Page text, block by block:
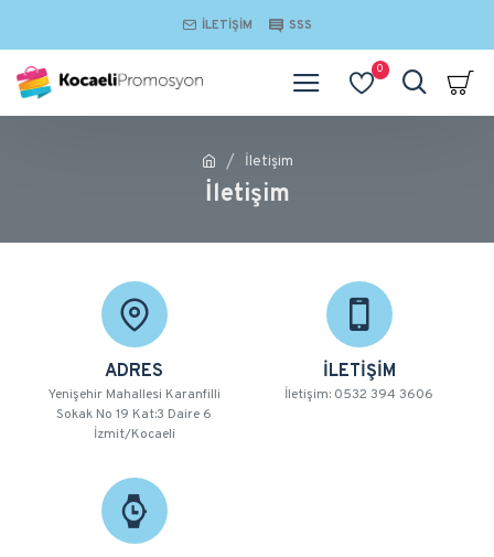
İLETIŞIM SSS
0
İletişim
İletişim
ADRES
Yenişehir Mahallesi Karanfilli
Sokak No 19 Kat:3 Daire 6
İzmit/Kocaeli
İLETİŞİM
İletişim: 0532 394 3606